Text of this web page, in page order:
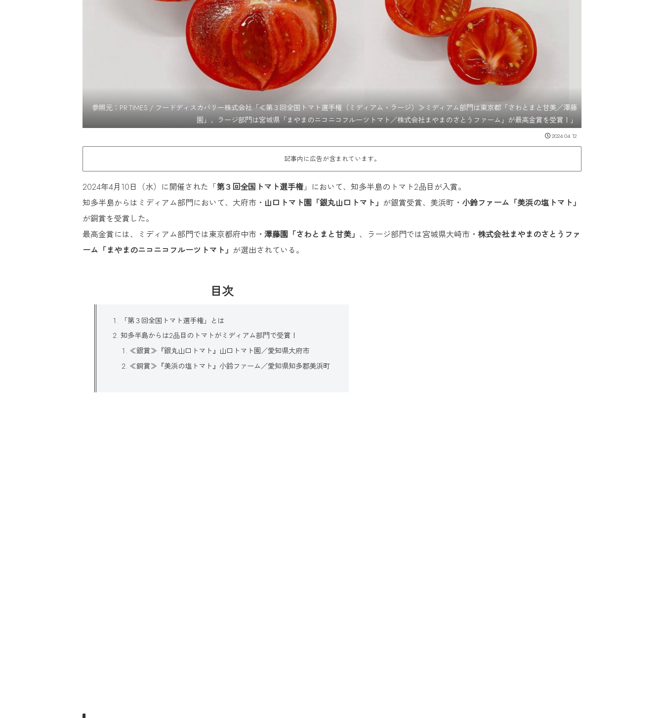
参照元：PR TIMES / フードディスカバリー株式会社「≪第３回全国トマト選手権（ミディアム・ラージ）≫ミディアム部門は東京都「さわとまと甘美／澤藤
園」、ラージ部門は宮城県「まやまのニコニコフルーツトマト／株式会社まやまのさとうファーム」が最高金賞を受賞！」
2024.04.12
記事内に広告が含まれています。
2024年4月10日（水）に開催された「第３回全国トマト選手権」において、知多半島のトマト2品目が入賞。
知多半島からはミディアム部門において、大府市・ 山口トマト園「銀丸山口トマト」 が銀賞受賞、美浜町・ 小鈴ファーム「美浜の塩トマト」
が銅賞を受賞した。
最高金賞には、ミディアム部門では東京都府中市・ 澤藤園「さわとまと甘美」 、ラージ部門では宮城県大崎市・ 株式会社まやまのさとうファ
ーム「まやまのニコニコフルーツトマト」 が選出されている。
目次
「第３回全国トマト選手権」とは
知多半島からは2品目のトマトがミディアム部門で受賞！
≪銀賞≫『銀丸山口トマト』山口トマト園／愛知県大府市
≪銅賞≫『美浜の塩トマト』小鈴ファーム／愛知県知多郡美浜町